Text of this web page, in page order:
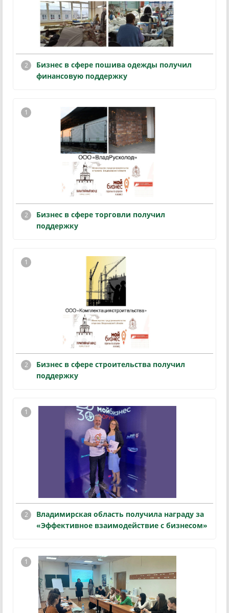
Бизнес в сфере пошива одежды получил
финансовую поддержку
Бизнес в сфере торговли получил
поддержку
Бизнес в сфере строительства получил
поддержку
Владимирская область получила награду за
«Эффективное взаимодействие с бизнесом»